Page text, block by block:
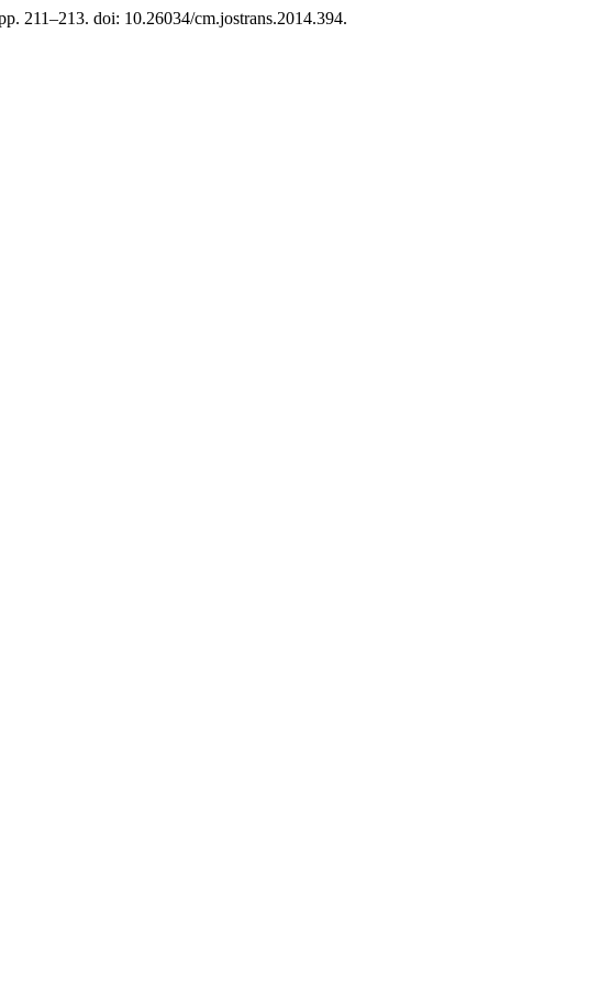
211–213. doi: 10.26034/cm.jostrans.2014.394.